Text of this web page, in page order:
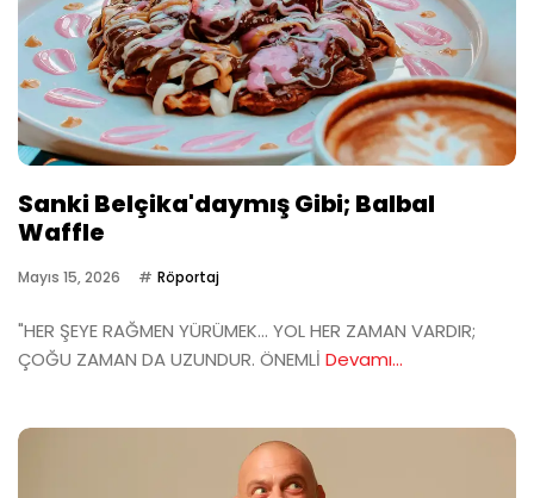
Sanki Belçika'daymış Gibi; Balbal
Waffle
Mayıs 15, 2026 Röportaj
"HER ŞEYE RAĞMEN YÜRÜMEK… YOL HER ZAMAN VARDIR;
ÇOĞU ZAMAN DA UZUNDUR. ÖNEMLİ Devamı...